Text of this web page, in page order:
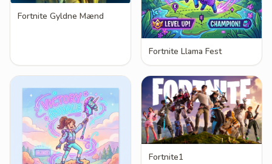
Fortnite Gyldne Mænd
Fortnite Llama Fest
Fortnite1